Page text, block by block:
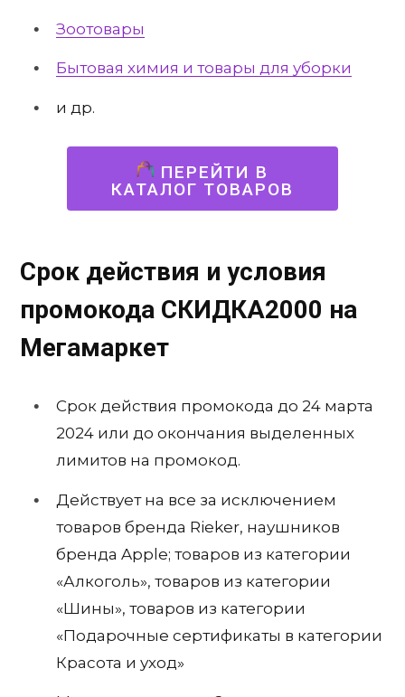
Зоотовары
Бытовая химия и товары для уборки
и др.
ПЕРЕЙТИ В
КАТАЛОГ ТОВАРОВ
Срок действия и условия
промокода СКИДКА2000 на
Мегамаркет
Срок действия промокода до 24 марта
2024 или до окончания выделенных
лимитов на промокод.
Действует на все за исключением
товаров бренда Rieker, наушников
бренда Apple; товаров из категории
«Алкоголь», товаров из категории
«Шины», товаров из категории
«Подарочные сертификаты в категории
Красота и уход»